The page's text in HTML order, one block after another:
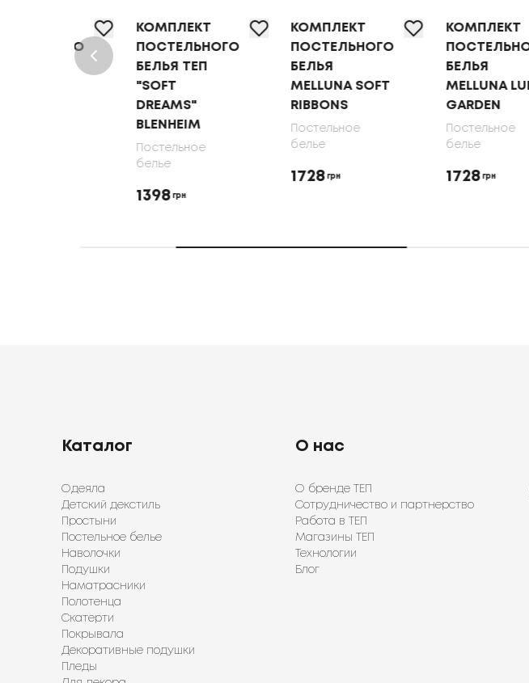
КОМПЛЕКТ
ПОСТЕЛЬНОГО
БЕЛЬЯ ТЕП
BLENHEIM
КОМПЛЕКТ
ПОСТЕЛЬНОГО
MELLUNA SOFT
Постельное
КОМПЛЕКТ
ПОСТЕЛЬНОГО
MELLUNA LUNA
Постельное
Каталог
Одеяла
Детский декстиль
Простыни
Постельное белье
Наволочки
Подушки
Наматрасники
Полотенца
Скатерти
Покрывала
Декоративные подушки
Пледы
О нас
О бренде ТЕП
Сотрудничество и партнерство
Работа в ТЕП
Магазины ТЕП
Технологии
Блог